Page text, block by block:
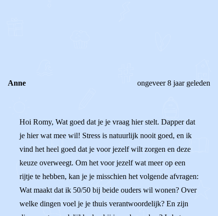
Anne ongeveer 8 jaar geleden
Hoi Romy, Wat goed dat je je vraag hier stelt. Dapper dat
je hier wat mee wil! Stress is natuurlijk nooit goed, en ik
vind het heel goed dat je voor jezelf wilt zorgen en deze
keuze overweegt. Om het voor jezelf wat meer op een
rijtje te hebben, kan je je misschien het volgende afvragen:
Wat maakt dat ik 50/50 bij beide ouders wil wonen? Over
welke dingen voel je je thuis verantwoordelijk? En zijn